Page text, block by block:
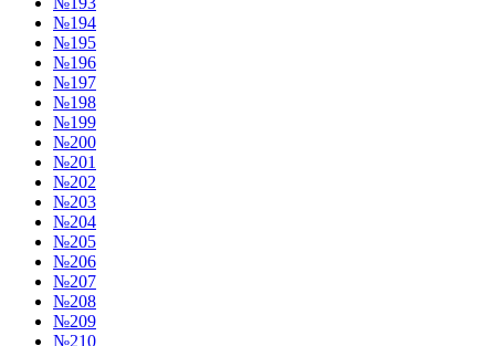
№194
№195
№196
№197
№198
№199
№200
№201
№202
№203
№204
№205
№206
№207
№208
№209
№210